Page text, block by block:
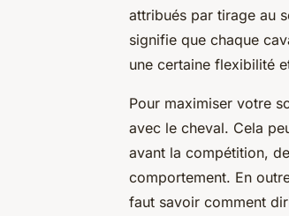
attribués par tirage au
signifie que chaque
une certaine flexibilité
Pour maximiser votre
avec le cheval. Cela
avant la compétition,
comportement. En
faut savoir comment